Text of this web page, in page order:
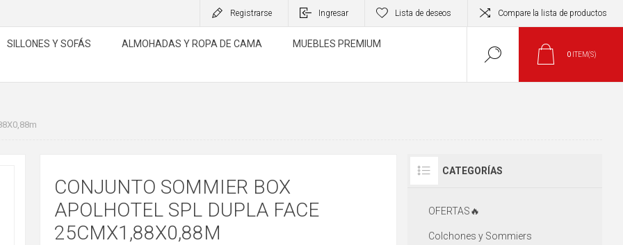
Registrarse Ingresar Lista de deseos Compare la lista de productos
SILLONES Y SOFÁS ALMOHADAS Y ROPA DE CAMA MUEBLES PREMIUM
0 ITEM(S)
CONJUNTO SOMMIER BOX
APOLHOTEL SPL DUPLA FACE
25CMX1,88X0,88M
CATEGORÍAS
OFERTAS🔥
Colchones y Sommiers